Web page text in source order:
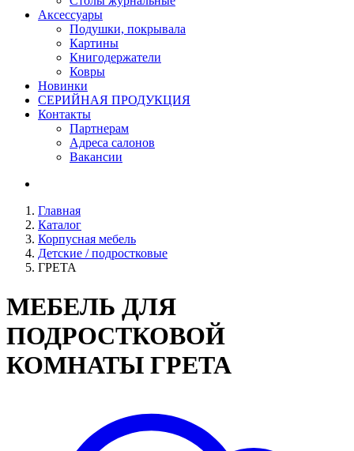
Аксессуары
Подушки, покрывала
Картины
Книгодержатели
Ковры
Новинки
СЕРИЙНАЯ ПРОДУКЦИЯ
Контакты
Партнерам
Адреса салонов
Вакансии
Главная
Каталог
Корпусная мебель
Детские / подростковые
ГРЕТА
МЕБЕЛЬ ДЛЯ
ПОДРОСТКОВОЙ
КОМНАТЫ ГРЕТА